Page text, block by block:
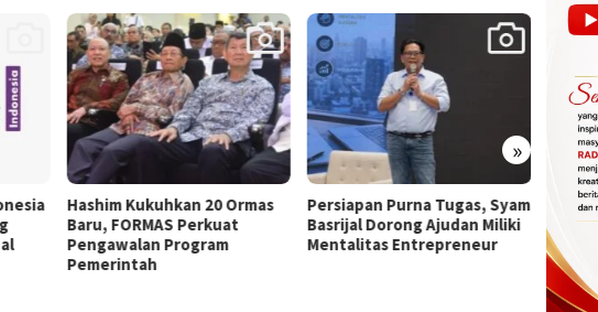
»
Persiapan Purna Tugas, Syam
Basrijal Dorong Ajudan Miliki
Mentalitas Entrepreneur
Peringatan HUT ke-25
Demokrat Banyuwangi
Diwarnai Senam Pagi dan